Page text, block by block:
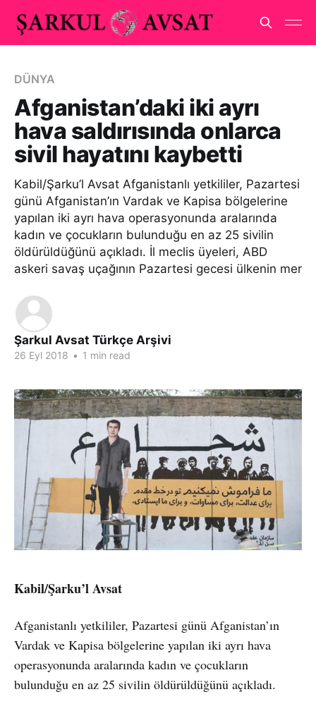
DÜNYA
Afganistan’daki iki ayrı
hava saldırısında onlarca
sivil hayatını kaybetti
Kabil/Şarku’l Avsat Afganistanlı yetkililer, Pazartesi
günü Afganistan’ın Vardak ve Kapisa bölgelerine
yapılan iki ayrı hava operasyonunda aralarında
kadın ve çocukların bulunduğu en az 25 sivilin
öldürüldüğünü açıkladı. İl meclis üyeleri, ABD
askeri savaş uçağının Pazartesi gecesi ülkenin mer
Şarkul Avsat Türkçe Arşivi
26 Eyl 2018 • 1 min read
Kabil/Şarku’l Avsat
Afganistanlı yetkililer, Pazartesi günü Afganistan’ın
Vardak ve Kapisa bölgelerine yapılan iki ayrı hava
operasyonunda aralarında kadın ve çocukların
bulunduğu en az 25 sivilin öldürüldüğünü açıkladı.